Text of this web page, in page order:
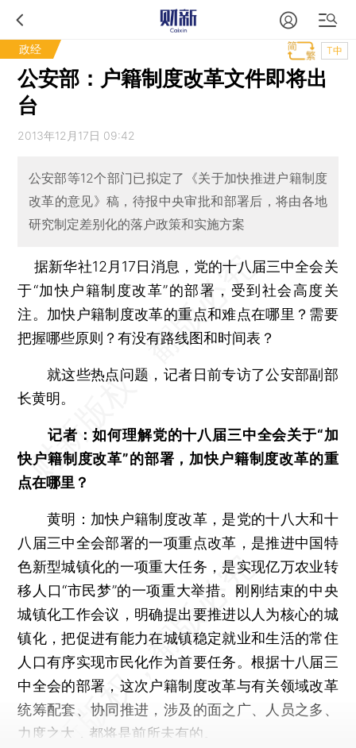
政经 T中
公安部：户籍制度改革文件即将出
台
2013年12月17日 09:42
公安部等12个部门已拟定了《关于加快推进户籍制度
改革的意见》稿，待报中央审批和部署后，将由各地
研究制定差别化的落户政策和实施方案
据新华社12月17日消息，党的十八届三中全会关
于“加快户籍制度改革”的部署，受到社会高度关
注。加快户籍制度改革的重点和难点在哪里？需要
把握哪些原则？有没有路线图和时间表？
就这些热点问题，记者日前专访了公安部副部
长黄明。
记者：如何理解党的十八届三中全会关于“加
快户籍制度改革”的部署，加快户籍制度改革的重
点在哪里？
黄明：加快户籍制度改革，是党的十八大和十
八届三中全会部署的一项重点改革，是推进中国特
色新型城镇化的一项重大任务，是实现亿万农业转
移人口“市民梦”的一项重大举措。刚刚结束的中央
城镇化工作会议，明确提出要推进以人为核心的城
镇化，把促进有能力在城镇稳定就业和生活的常住
人口有序实现市民化作为首要任务。根据十八届三
中全会的部署，这次户籍制度改革与有关领域改革
统筹配套、协同推进，涉及的面之广、人员之多、
力度之大，都将是前所未有的。